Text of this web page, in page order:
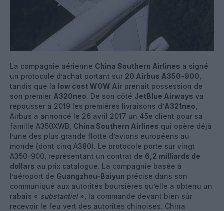
La compagnie aérienne China Southern Airlines a signé
un protocole d’achat portant sur 20 Airbus A350-900
tandis que la low cost WOW Air prenait possession de
son premier A320neo. De son côté JetBlue Airways va
repousser à 2019 les premières livraisons d’A321neo
Airbus a annoncé le 26 avril 2017 un 45e client pour sa
famille A350XWB, China Southern Airlines qui opère déjà
l’une des plus grande flotte d’avions européens au
monde (dont cinq A380). Le protocole porte sur vingt
A350-900, représentant un contrat de 6,2 milliards de
dollars au prix catalogue. La compagnie basée à
l’aéroport de Guangzhou-Baiyun précise dans son
communiqué aux autorités boursières qu’elle a obtenu un
rabais « substantiel», la commande devant bien sûr
recevoir le feu vert des autorités chinoises. China